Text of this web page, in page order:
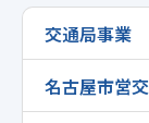
交通局事業
名古屋市営